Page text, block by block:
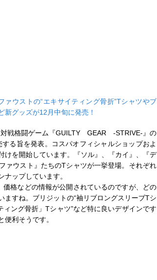
ァウストの“エキサイティング骨折”Tシャツやブ
新グッズが12月中旬に発売！
戦格闘ゲーム『GUILTY GEAR -STRIVE-』の
る旨を発表。コスパオフィシャルショップおよ
けを開始しています。『ソル』、『カイ』、『デ
ァウスト』たちのTシャツが一挙登場。それぞれ
ップしています。
格などの情報が公開されているのですが、どの
ますね。ブリジットの“袖リブロングスリーブTシ
ィング骨折」Tシャツ”など特に良いデザインです
利そうです。